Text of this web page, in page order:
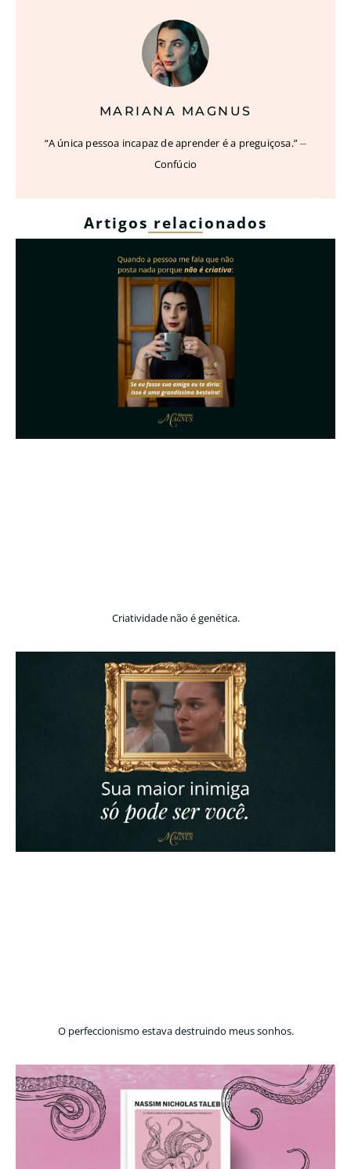
MARIANA MAGNUS
“A única pessoa incapaz de aprender é a preguiçosa.” ⏤
Confúcio
Artigos relacionados
Criatividade não é genética.
O perfeccionismo estava destruindo meus sonhos.